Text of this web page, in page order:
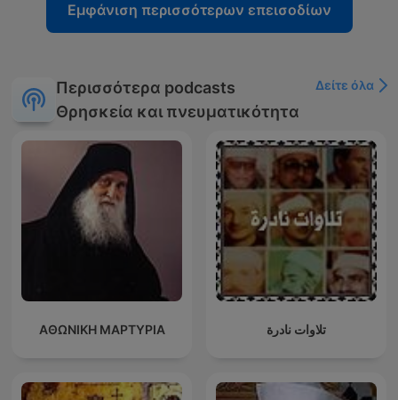
Εμφάνιση περισσότερων επεισοδίων
Περισσότερα podcasts
Θρησκεία και πνευματικότητα
Δείτε όλα
ΑΘΩΝΙΚΗ ΜΑΡΤΥΡΙΑ تلاوات نادرة